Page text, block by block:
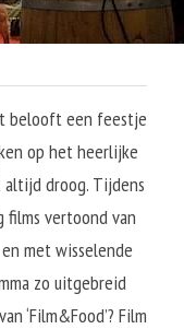
belooft een feestje
op het heerlijke
droog. Tijdens
films vertoond van
met wisselende
zo uitgebreid
‘Film&Food’? Film